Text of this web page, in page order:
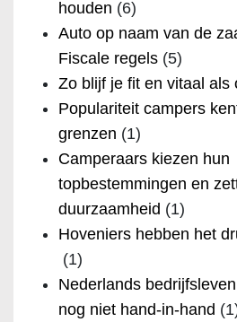
houden (6)
Auto op naam van de
Fiscale regels (5)
Zo blijf je fit en vitaal als
Populariteit campers
grenzen (1)
Camperaars kiezen hun
topbestemmingen en
duurzaamheid (1)
Hoveniers hebben het
(1)
Nederlands
nog niet hand-in-hand